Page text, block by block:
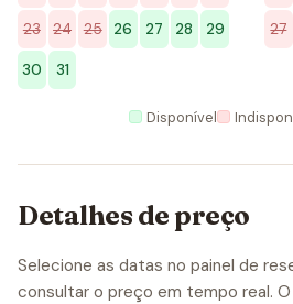
23 24 25 26 27 28 29
30 31
27
Disponível
Detalhes de preço
Selecione as datas no painel de
consultar o preço em tempo real. O